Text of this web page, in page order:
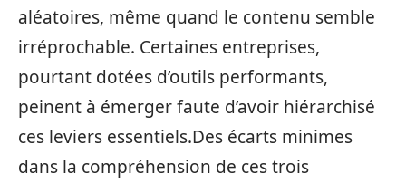
aléatoires, même quand le contenu semble
irréprochable. Certaines entreprises,
pourtant dotées d’outils performants,
peinent à émerger faute d’avoir hiérarchisé
ces leviers essentiels.Des écarts minimes
dans la compréhension de ces trois